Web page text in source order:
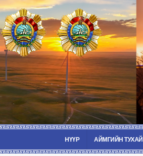
НҮҮР АЙМГИЙН ТУХАЙ